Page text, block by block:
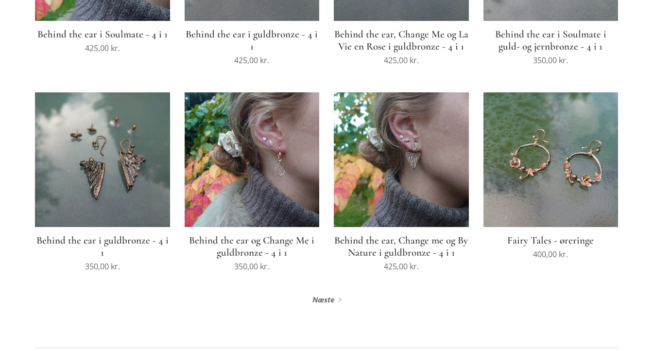
Behind the ear i Soulmate - 4 i 1
425,00kr.
Behind the ear i guldbronze - 4 i
1
425,00 kr.
Behind the ear, Change Me og La
Vie en Rose i guldbronze - 4 i 1
425,00kr.
Behind the ear i Soulmate i
guld- og jernbronze - 4 i 1
350,00 kr.
Behind the ear i guldbronze - 4 i
1
350,00kr.
Behind the ear og Change Me i
guldbronze - 4 i 1
350,00 kr.
Behind the ear, Change me og By
Nature i guldbronze - 4 i 1
425,00kr.
Fairy Tales - øreringe
400,00 kr.
Næste